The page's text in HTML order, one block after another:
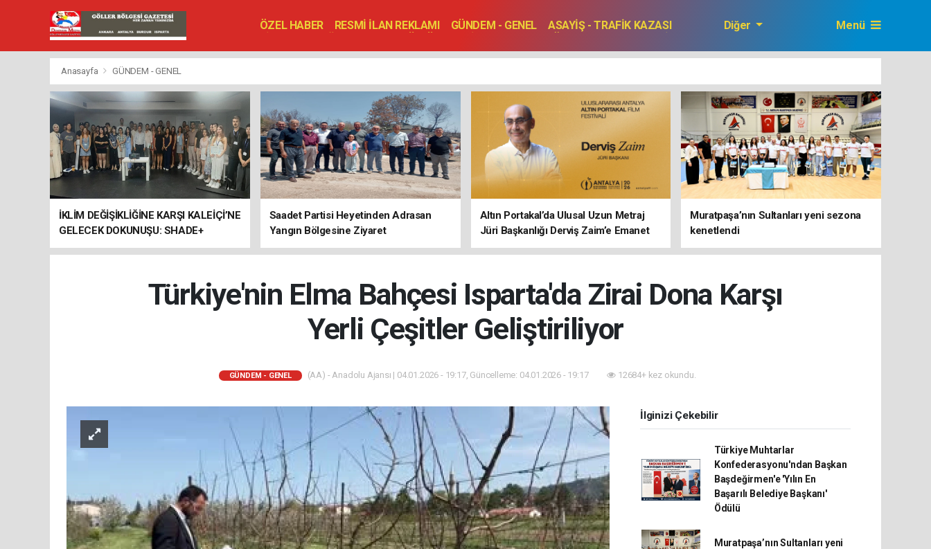
ÖZEL HABER RESMİ İLAN REKLAMI GÜNDEM - GENEL
ASAYİŞ - TRAFİK KAZASI
VEFAT EDENLER
TOPLANTI - DÜĞÜN
Diğer Menü
Anasayfa GÜNDEM - GENEL
İKLİM DEĞİŞİKLİĞİNE KARŞI KALEİÇİ’NE
GELECEK DOKUNUŞU: SHADE+
ULUSLARARASI ÇALIŞTAYI SONA
Saadet Partisi Heyetinden Adrasan
Yangın Bölgesine Ziyaret
Altın Portakal’da Ulusal Uzun Metraj
Jüri Başkanlığı Derviş Zaim’e Emanet
Muratpaşa’nın Sultanları yeni sezona
kenetlendi
Türkiye'nin Elma Bahçesi Isparta'da Zirai Dona Karşı
Yerli Çeşitler Geliştiriliyor
GÜNDEM - GENEL (AA) - Anadolu Ajansı | 04.01.2026 - 19:17, Güncelleme: 04.01.2026 - 19:17 12684+ kez okundu.
İlginizi Çekebilir
Türkiye Muhtarlar
Konfederasyonu'ndan Başkan
Başdeğirmen'e 'Yılın En
Başarılı Belediye Başkanı'
Ödülü
Muratpaşa’nın Sultanları yeni